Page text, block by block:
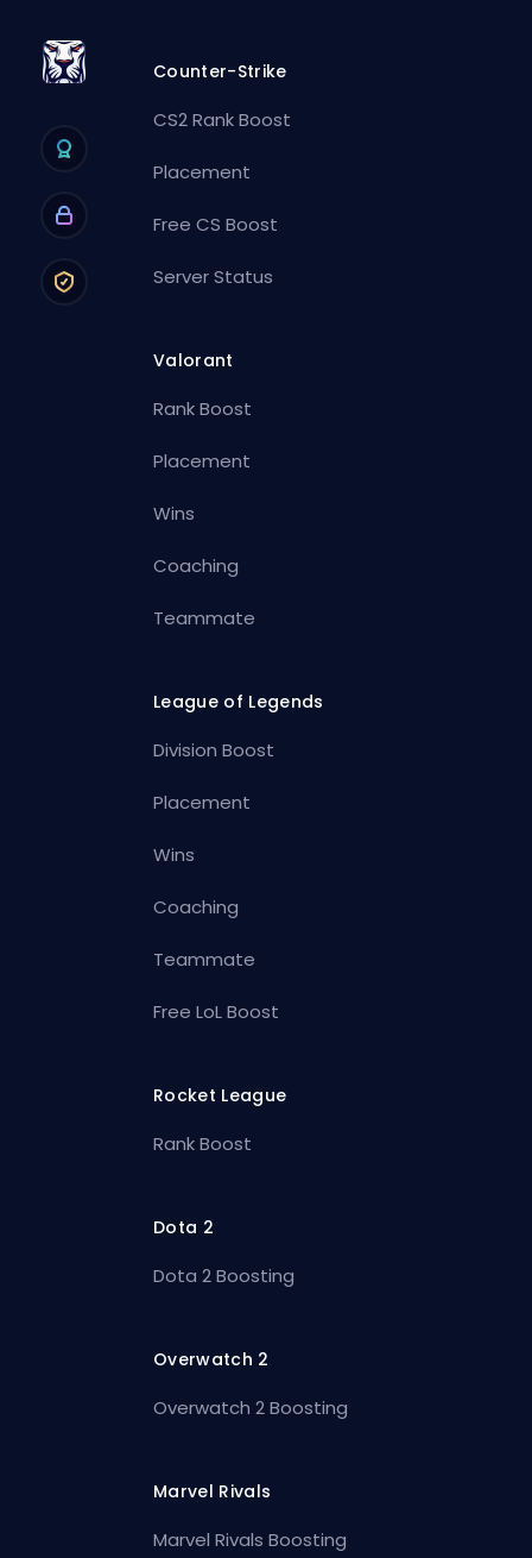
Counter-Strike
CS2 Rank Boost
Placement
Free CS Boost
Server Status
Valorant
Rank Boost
Placement
Wins
Coaching
Teammate
League of Legends
Division Boost
Placement
Wins
Coaching
Teammate
Free LoL Boost
Rocket League
Rank Boost
Dota 2
Dota 2 Boosting
Overwatch 2
Overwatch 2 Boosting
Marvel Rivals
Marvel Rivals Boosting